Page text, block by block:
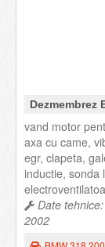
Dezmembrez
vand motor
axa cu came,
egr, clapeta,
inductie, sonda
Date
2002